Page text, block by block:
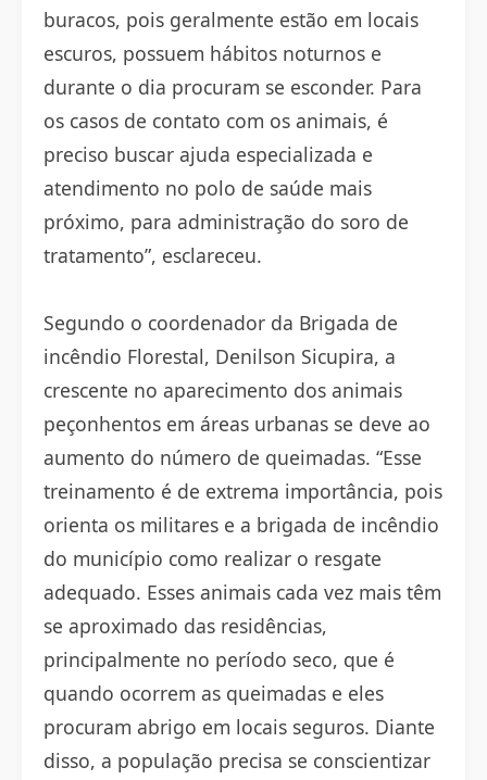
buracos, pois geralmente estão em locais
escuros, possuem hábitos noturnos e
durante o dia procuram se esconder. Para
os casos de contato com os animais, é
preciso buscar ajuda especializada e
atendimento no polo de saúde mais
próximo, para administração do soro de
tratamento”, esclareceu.
Segundo o coordenador da Brigada de
incêndio Florestal, Denilson Sicupira, a
crescente no aparecimento dos animais
peçonhentos em áreas urbanas se deve ao
aumento do número de queimadas. “Esse
treinamento é de extrema importância, pois
orienta os militares e a brigada de incêndio
do município como realizar o resgate
adequado. Esses animais cada vez mais têm
se aproximado das residências,
principalmente no período seco, que é
quando ocorrem as queimadas e eles
procuram abrigo em locais seguros. Diante
disso, a população precisa se conscientizar